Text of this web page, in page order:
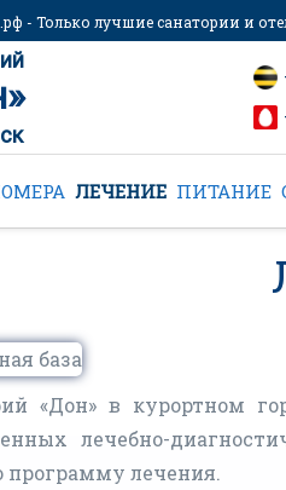
- Только лучшие санатории и
ЛЕЧЕНИЕ ПИТАНИЕ
«Дон» в курортном
лечебно-
программу лечения.